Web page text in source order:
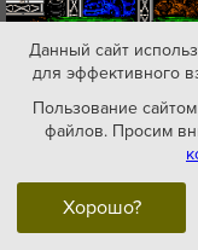
Данный сайт
для эффективного
Пользование
файлов. Просим
Хорошо?